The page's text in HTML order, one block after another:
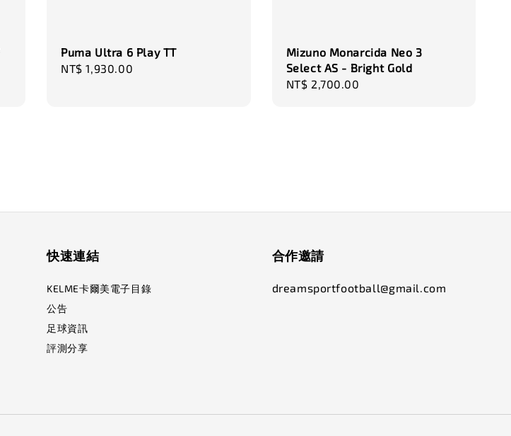
Puma Ultra 6 Play TT
Regular
NT$ 1,930.00
Mizuno Monarcida Neo 3
Select AS - Bright Gold
Regular
NT$ 2,700.00
快速連結
KELME卡爾美電子目錄
公告
足球資訊
評測分享
合作邀請
dreamsportfootball@gmail.com